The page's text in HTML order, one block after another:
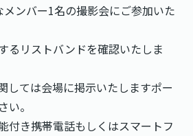
ンバー1名の撮影会にご参加いた
るリストバンドを確認いたしま
しては会場に掲示いたしますポー
い。
付き携帯電話もしくはスマートフ